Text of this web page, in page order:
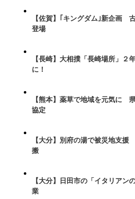
【佐賀】｢キングダム｣新企画
登場
【長崎】大相撲「長崎場所」２
に！
【熊本】薬草で地域を元気に
協定
【大分】別府の湯で被災地支
搬
【大分】日田市の「イタリアン
業